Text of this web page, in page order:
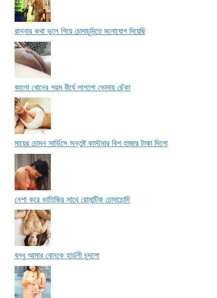
রান্নার কথা ভুলে গিয়ে চোদাচুদিতে মনোযোগ দিয়েছি
কালো ধোনের গরম বীর্যে লাগলো ভোদায় ছেঁকা
মায়ের চোদন সার্ভিসে সন্তুষ্ট কাস্টমার বিশ হাজার টাকা দিলো
নেশা করে ভাতিজির সাথে রোমান্টিক চোদাচোদি
বন্ধু আমার বোনকে হার্ডলী চুদলো